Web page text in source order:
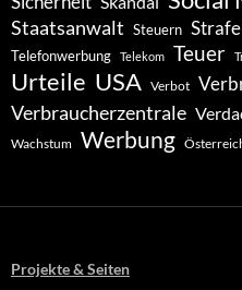
Staatsanwalt Steuern Strafe
Telefonwerbung Telekom Teuer
Urteile USA Verbot
Verbraucherzentrale
Wachstum Werbung
Projekte & Seiten